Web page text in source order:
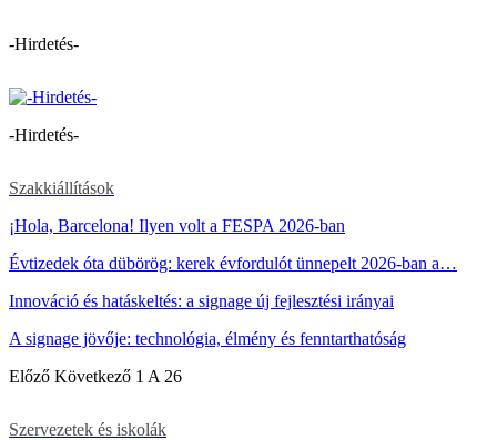
-Hirdetés-
-Hirdetés-
Szakkiállítások
¡Hola, Barcelona! Ilyen volt a FESPA 2026-ban
Évtizedek óta dübörög: kerek évfordulót ünnepelt 2026-ban a…
Innováció és hatáskeltés: a signage új fejlesztési irányai
A signage jövője: technológia, élmény és fenntarthatóság
Előző Következő 1 A 26
Szervezetek és iskolák